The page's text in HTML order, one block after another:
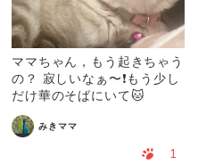
ママちゃん，もう起きちゃう
の？ 寂しいなぁ〜❗️もう少し
だけ華のそばにいて🐱
みきママ
1